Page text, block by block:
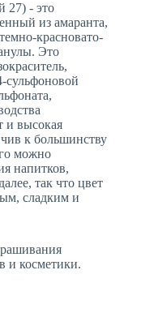
27) - это
из амаранта,
красновато-
Это
сульфоновой
и высокая
к большинству
можно
напитков,
так что цвет
сладким и
и косметики.